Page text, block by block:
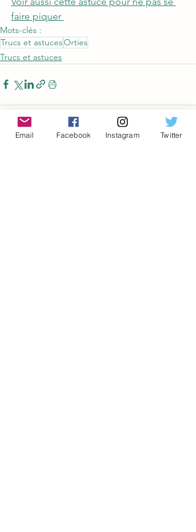
faire piquer
Mots-clés :
Trucs et astucesOrties
Trucs et astuces
Email Facebook Instagram Twitter